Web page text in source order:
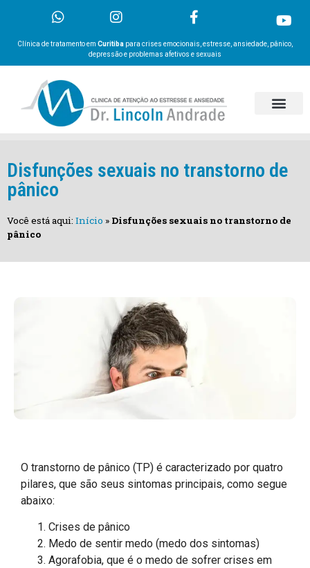
Clínica de tratamento em Curitiba para crises emocionais, estresse, ansiedade, pânico,
depressão e problemas afetivos e sexuais
Disfunções sexuais no transtorno de
pânico
Você está aqui: Início » Disfunções sexuais no transtorno de
pânico
O transtorno de pânico (TP) é caracterizado por quatro
pilares, que são seus sintomas principais, como segue
abaixo:
Crises de pânico
Medo de sentir medo (medo dos sintomas)
Agorafobia, que é o medo de sofrer crises em